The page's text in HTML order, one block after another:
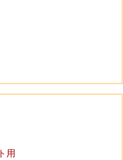
用